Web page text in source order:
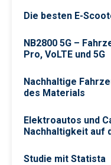
Die besten E-
NB2800 5G –
Pro, VoLTE und 5G
Nachhaltige
des Materials
Elektroautos und
Nachhaltigkeit auf
Studie mit Statista